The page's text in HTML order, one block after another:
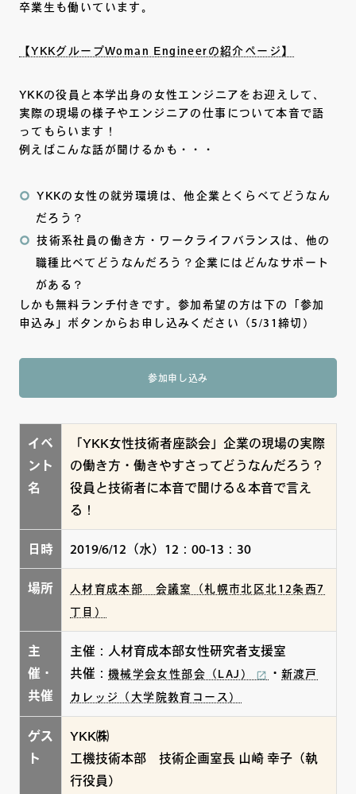
卒業生も働いています。
【YKKグループWoman Engineerの紹介ページ】
YKKの役員と本学出身の女性エンジニアをお迎えして、
実際の現場の様子やエンジニアの仕事について本音で語
ってもらいます！
例えばこんな話が聞けるかも・・・
YKKの女性の就労環境は、他企業とくらべてどうなん
だろう？
技術系社員の働き方・ワークライフバランスは、他の
職種比べてどうなんだろう？企業にはどんなサポート
がある？
しかも無料ランチ付きです。参加希望の方は下の「参加
申込み」ボタンからお申し込みください（5/31締切）
参加申し込み
イベ
ント
名
「YKK女性技術者座談会」企業の現場の実際
の働き方・働きやすさってどうなんだろう？
役員と技術者に本音で聞ける＆本音で言え
る！
日時 2019/6/12（水）12：00-13：30
場所 人材育成本部 会議室（札幌市北区北12条西7
丁目）
主
催・
共催
主催：人材育成本部女性研究者支援室
共催： 機械学会女性部会（LAJ） ・ 新渡戸
カレッジ（大学院教育コース）
ゲス
ト
YKK㈱
工機技術本部 技術企画室長 山崎 幸子（執
行役員）